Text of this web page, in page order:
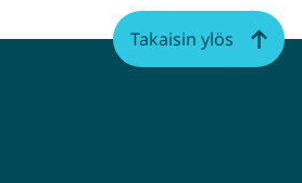
Takaisin ylös